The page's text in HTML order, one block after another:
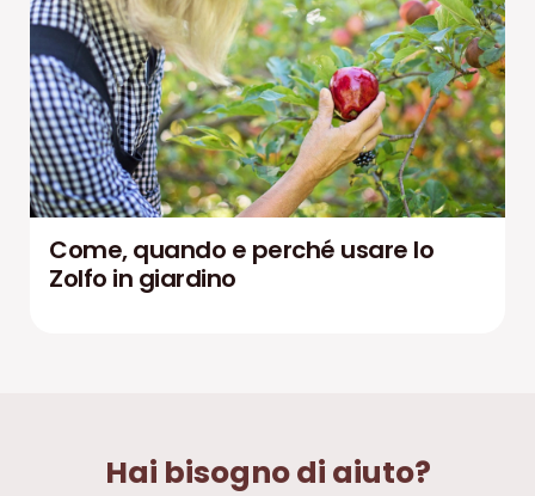
Come, quando e perché usare lo
Zolfo in giardino
Hai bisogno di aiuto?